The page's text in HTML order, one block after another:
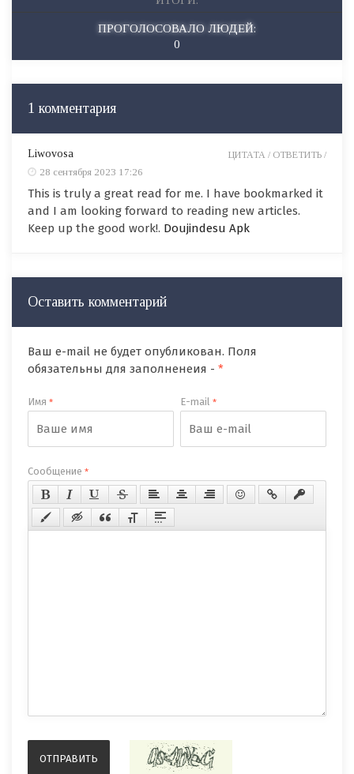
ПРОГОЛОСОВАЛО ЛЮДЕЙ:
0
1 комментария
Liwovosa
28 сентября 2023 17:26
This is truly a great read for me. I have bookmarked it
and I am looking forward to reading new articles.
Keep up the good work!. Doujindesu Apk
ЦИТАТА / ОТВЕТИТЬ /
Оставить комментарий
Ваш e-mail не будет опубликован. Поля
обязательны для заполненеия - *
Имя * E-mail*
Сообщение *